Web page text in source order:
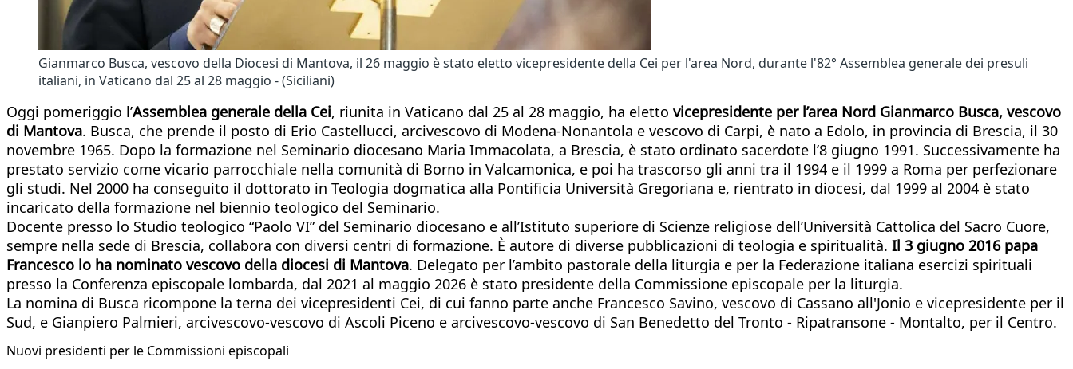
Gianmarco Busca, vescovo della Diocesi di Mantova, il 26 maggio è stato eletto vicepresidente della Cei per l'area Nord, durante l'82° Assemblea generale dei presuli
italiani, in Vaticano dal 25 al 28 maggio - (Siciliani)
Oggi pomeriggio l’Assemblea generale della Cei, riunita in Vaticano dal 25 al 28 maggio, ha eletto vicepresidente per l’area Nord Gianmarco Busca, vescovo
di Mantova. Busca, che prende il posto di Erio Castellucci, arcivescovo di Modena-Nonantola e vescovo di Carpi, è nato a Edolo, in provincia di Brescia, il 30
novembre 1965. Dopo la formazione nel Seminario diocesano Maria Immacolata, a Brescia, è stato ordinato sacerdote l’8 giugno 1991. Successivamente ha
prestato servizio come vicario parrocchiale nella comunità di Borno in Valcamonica, e poi ha trascorso gli anni tra il 1994 e il 1999 a Roma per perfezionare
gli studi. Nel 2000 ha conseguito il dottorato in Teologia dogmatica alla Pontificia Università Gregoriana e, rientrato in diocesi, dal 1999 al 2004 è stato
incaricato della formazione nel biennio teologico del Seminario.
Docente presso lo Studio teologico “Paolo VI” del Seminario diocesano e all’Istituto superiore di Scienze religiose dell’Università Cattolica del Sacro Cuore,
sempre nella sede di Brescia, collabora con diversi centri di formazione. È autore di diverse pubblicazioni di teologia e spiritualità. Il 3 giugno 2016 papa
Francesco lo ha nominato vescovo della diocesi di Mantova. Delegato per l’ambito pastorale della liturgia e per la Federazione italiana esercizi spirituali
presso la Conferenza episcopale lombarda, dal 2021 al maggio 2026 è stato presidente della Commissione episcopale per la liturgia.
La nomina di Busca ricompone la terna dei vicepresidenti Cei, di cui fanno parte anche Francesco Savino, vescovo di Cassano all'Jonio e vicepresidente per il
Sud, e Gianpiero Palmieri, arcivescovo-vescovo di Ascoli Piceno e arcivescovo-vescovo di San Benedetto del Tronto - Ripatransone - Montalto, per il Centro.
Nuovi presidenti per le Commissioni episcopali